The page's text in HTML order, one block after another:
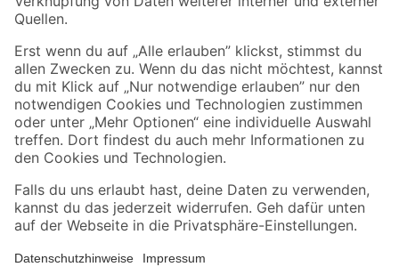
Sicher einkaufen
Jetzt die toom-App herunterladen
Alle Preisangaben in EUR inkl. gesetzl. MwSt.. Die dargestellten Angebote sind unter
Umständen nicht in allen Märkten verfügbar. Die angegebenen Verfügbarkeiten beziehen
Produkte nur solange der Vorrat reicht.